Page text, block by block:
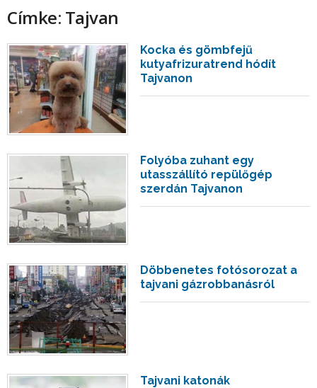
Címke: Tajvan
Kocka és gömbfejű
kutyafrizuratrend hódít
Tajvanon
Folyóba zuhant egy
utasszállító repülőgép
szerdán Tajvanon
Döbbenetes fotósorozat a
tajvani gázrobbanásról
Tajvani katonák